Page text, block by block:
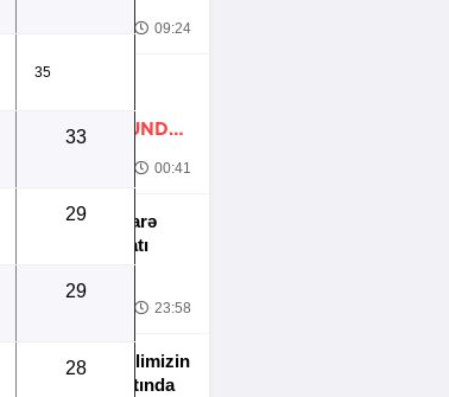
35
33
29
29
28
09:24
NƏRIMAN
AXUNDZADƏ
TÜRKIYƏ KLUBUNDA
00:41
yeni İdarə
təqdimatı
23:58
basketbol millimizin
çempionatında